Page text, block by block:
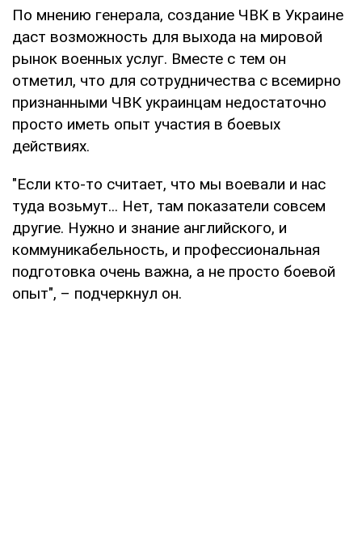
По мнению генерала, создание ЧВК в Украине
даст возможность для выхода на мировой
рынок военных услуг. Вместе с тем он
отметил, что для сотрудничества с всемирно
признанными ЧВК украинцам недостаточно
просто иметь опыт участия в боевых
действиях.
"Если кто-то считает, что мы воевали и нас
туда возьмут... Нет, там показатели совсем
другие. Нужно и знание английского, и
коммуникабельность, и профессиональная
подготовка очень важна, а не просто боевой
опыт", – подчеркнул он.